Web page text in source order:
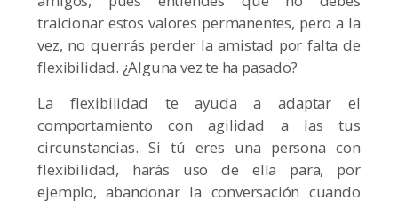
traicionar estos valores permanentes, pero a la
vez, no querrás perder la amistad por falta de
flexibilidad. ¿Alguna vez te ha pasado?
La flexibilidad te ayuda a adaptar el
comportamiento con agilidad a las tus
circunstancias. Si tú eres una persona con
flexibilidad, harás uso de ella para, por
ejemplo, abandonar la conversación cuando